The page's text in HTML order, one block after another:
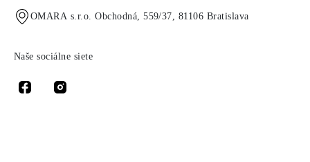
OMARA s.r.o. Obchodná, 559/37, 81106 Bratislava
Naše sociálne siete